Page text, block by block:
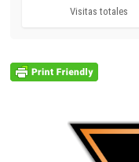
Visitas totales